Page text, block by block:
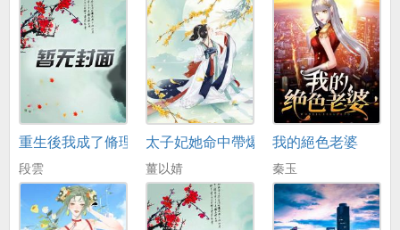
重生後我成了脩理工
段雲
太子妃她命中帶爆
薑以婧
我的絕色老婆
秦玉